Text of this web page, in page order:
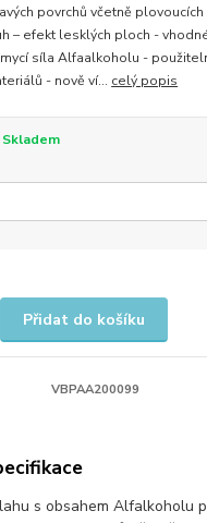
povrchů včetně
– efekt lesklých ploch -
síla Alfaalkoholu -
- nově ví... celý popis
Skladem
Přidat do košíku
VBPAA200099
s obsahem Alfalkoholu